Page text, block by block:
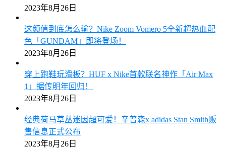
2023年8月26日
这颜值到底怎么输？Nike Zoom Vomero 5全新超热血配
色「GUNDAM」即将登场！
2023年8月26日
穿上跑鞋玩滑板？HUF x Nike首款联名神作「Air Max
1」据传明年回归！
2023年8月26日
经典荷马草丛迷因超可爱！辛普森x adidas Stan Smith贩
售信息正式公布
2023年8月26日